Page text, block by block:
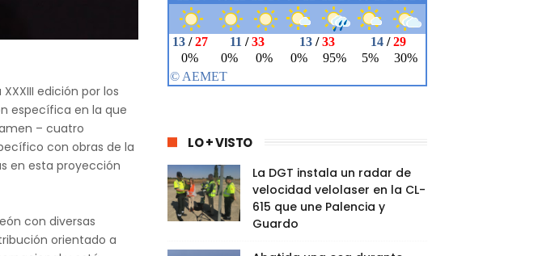
edición por los
específica en la que
– cuatro
con obras de la
en esta proyección
con diversas
orientado a
LO + VISTO
La DGT instala un radar de
velocidad velolaser en la CL-
615 que une Palencia y
Guardo